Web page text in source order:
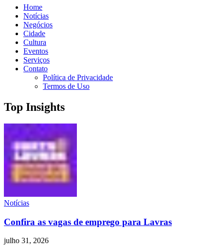
Home
Notícias
Negócios
Cidade
Cultura
Eventos
Serviços
Contato
Política de Privacidade
Termos de Uso
Top Insights
Notícias
Confira as vagas de emprego para Lavras
julho 31, 2026